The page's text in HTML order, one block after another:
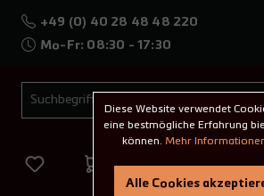
+49 (0) 40 28 48 48 220
Mo-Fr: 08:30 - 17:30
Diese Website verwendet
eine bestmögliche Erfahrung
können. Mehr
Alle Cookies